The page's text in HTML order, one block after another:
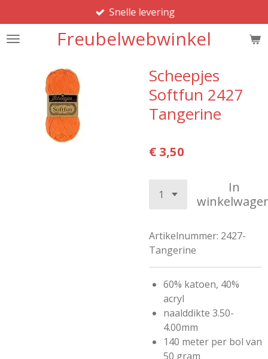
direct
naar
hoofdinhoud
Freubelwebwinkel
Snelle levering
Scheepjes
Softfun 2427
Tangerine
€ 3,50
In
Artikelnummer: 2427-
Tangerine
60% katoen, 40%
acryl
naalddikte 3.50-
4.00mm
140 meter per bol van
50 gram